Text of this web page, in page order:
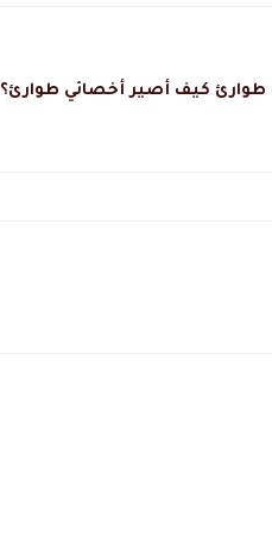
كيف أصير أخصائي طوارئ؟